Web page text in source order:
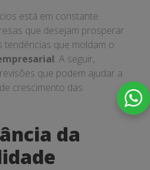
está em constante
que desejam prosperar
que moldam o
. A seguir,
que podem ajudar a
crescimento das
da